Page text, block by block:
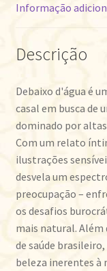
Informação
Descrição
Debaixo d'água é
casal em busca de
dominado por altas
Com um relato
ilustrações
desvela um
preocupação –
os desafios
mais natural. Além
de saúde
beleza inerentes à